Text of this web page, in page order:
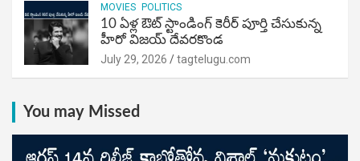
MOVIES POLITICS
10 ఏళ్ల ఔట్ స్టాండింగ్ కెరీర్ పూర్తి చేసుకున్న
హీరో విజయ్ దేవరకొండ
July 29, 2026 tagtelugu.com
You may Missed